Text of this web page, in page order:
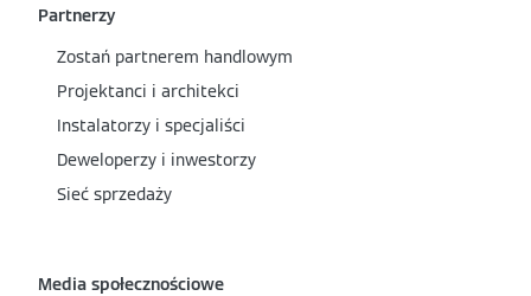
Partnerzy
Zostań partnerem handlowym
Projektanci i architekci
Instalatorzy i specjaliści
Deweloperzy i inwestorzy
Sieć sprzedaży
Media społecznościowe